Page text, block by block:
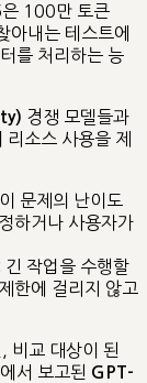
100만 토큰
내는 테스트에
를 처리하는 능
경쟁 모델들과
소스 사용을 제
문제의 난이도
하거나 사용자가
긴 작업을 수행할
한에 걸리지 않고
비교 대상이 된
서 보고된 GPT-